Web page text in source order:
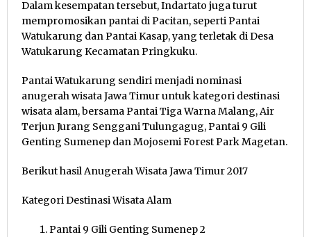
Dalam kesempatan tersebut, Indartato juga turut
mempromosikan pantai di Pacitan, seperti Pantai
Watukarung dan Pantai Kasap, yang terletak di Desa
Watukarung Kecamatan Pringkuku.
Pantai Watukarung sendiri menjadi nominasi
anugerah wisata Jawa Timur untuk kategori destinasi
wisata alam, bersama Pantai Tiga Warna Malang, Air
Terjun Jurang Senggani Tulungagug, Pantai 9 Gili
Genting Sumenep dan Mojosemi Forest Park Magetan.
Berikut hasil Anugerah Wisata Jawa Timur 2017
Kategori Destinasi Wisata Alam
Pantai 9 Gili Genting Sumenep 2